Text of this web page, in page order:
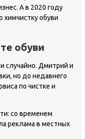
А в 2020 году
химчистку обуви
обуви
случайно. Дмитрий и
но до недавнего
по чистке и
со временем
реклама в местных